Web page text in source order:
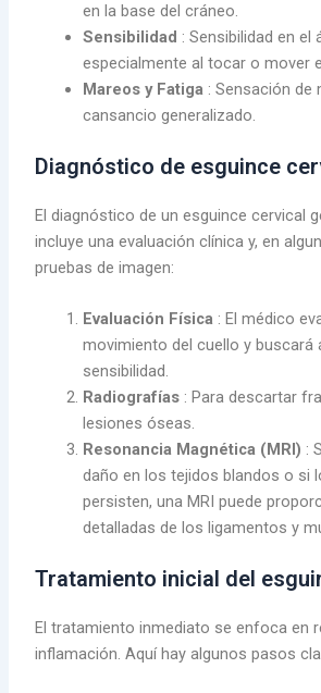
en la base del cráneo.
Sensibilidad : Sensibilidad en el
especialmente al tocar o mover
Mareos y Fatiga : Sensación de
cansancio generalizado.
Diagnóstico de esguince
El diagnóstico de un esguince cervical
incluye una evaluación clínica y, en
pruebas de imagen:
Evaluación Física : El médico
movimiento del cuello y buscará
sensibilidad.
Radiografías : Para descartar
lesiones óseas.
Resonancia Magnética (MRI) :
daño en los tejidos blandos o si
persisten, una MRI puede
detalladas de los ligamentos y
Tratamiento inicial del
El tratamiento inmediato se enfoca en
inflamación. Aquí hay algunos pasos